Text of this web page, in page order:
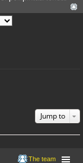
Jump to
The team